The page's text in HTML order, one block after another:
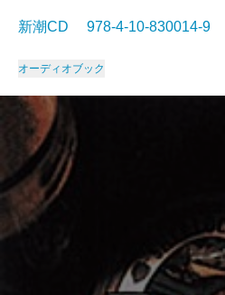
新潮CD 978-4-10-830014-
オーディオブック